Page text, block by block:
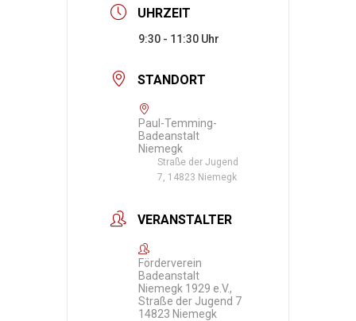
UHRZEIT
9:30 - 11:30
STANDORT
Paul-Temming-
Badeanstalt
Niemegk
Straße der Jugend
7, 14823 Niemegk
VERANSTALTER
Förderverein
Badeanstalt
Niemegk 1929 e.V.,
Straße der Jugend 7
14823 Niemegk